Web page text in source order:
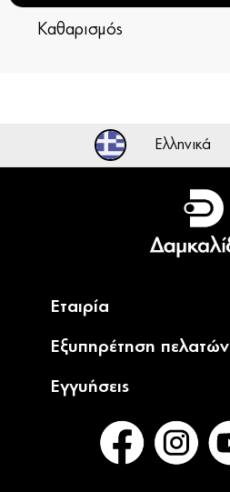
Καθαρισμός
Ελληνικά
Ελληνικά
English
Εταιρία
Εξυπηρέτηση πελατών
Εγγυήσεις